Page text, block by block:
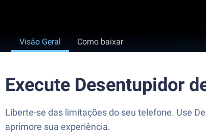
Visão Geral Como baixar
Execute Desentupidor
Liberte-se das limitações do seu telefone. Use
aprimore sua experiência.